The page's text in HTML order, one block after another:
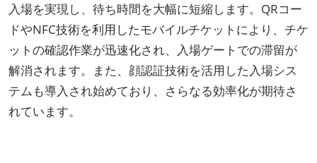
入場を実現し、待ち時間を大幅に短縮します。QRコー
ドやNFC技術を利用したモバイルチケットにより、チケ
ットの確認作業が迅速化され、入場ゲートでの滞留が
解消されます。また、顔認証技術を活用した入場シス
テムも導入され始めており、さらなる効率化が期待さ
れています。